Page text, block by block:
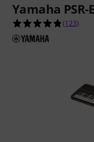
Yamaha PSR-
4.8 de 5
(123)